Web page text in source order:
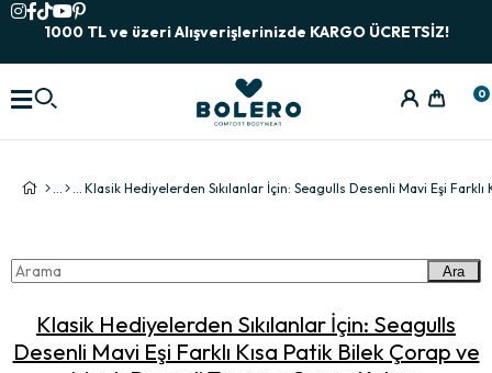
1000 TL ve üzeri Alışverişlerinizde KARGO ÜCRETSİZ!
0
Ara
Klasik Hediyelerden Sıkılanlar İçin: Seagulls
Desenli Mavi Eşi Farklı Kısa Patik Bilek Çorap ve